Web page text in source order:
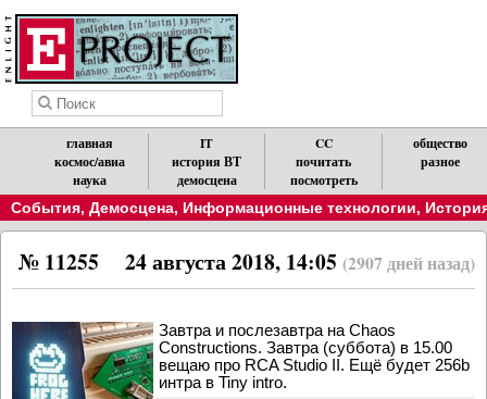
главная
космос/авиа
наука
IT
история ВТ
демосцена
CC
почитать
посмотреть
общество
разное
События, Демосцена, Информационные технологии,
24 августа 2018, 14:05 (2907 дней назад)
№ 11255
Завтра и послезавтра на Chaos
Constructions. Завтра (суббота) в 15.00
вещаю про RCA Studio II. Ещё будет 256b
интра в Tiny intro.